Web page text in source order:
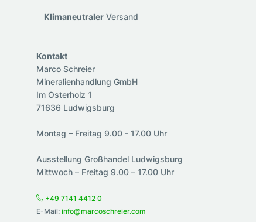
KlimaneutralerVersand
Kontakt
Marco Schreier
Mineralienhandlung GmbH
Im Osterholz 1
71636 Ludwigsburg
Montag – Freitag 9.00 - 17.00 Uhr
Ausstellung Großhandel Ludwigsburg
Mittwoch – Freitag 9.00 – 17.00 Uhr
+49 7141 4412 0
E-Mail: info@marcoschreier.com